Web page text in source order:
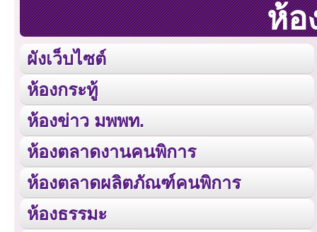
ห้อ
ผังเว็บไซต์
ห้องกระทู้
ห้องข่าว มพพท.
ห้องตลาดงานคนพิการ
ห้องตลาดผลิตภัณฑ์คนพิการ
ห้องธรรมะ